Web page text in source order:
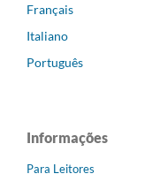
Français
Italiano
Português
Informações
Para Leitores